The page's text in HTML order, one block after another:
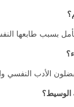
بسبب طابعها
الأدب النفسي
الوسيط؟